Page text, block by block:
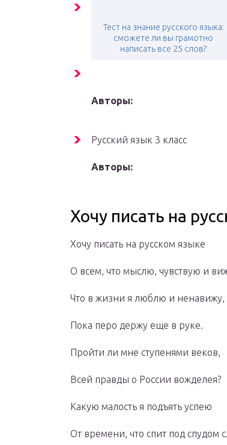
Тест на знание русского языка:
сможете ли вы грамотно
написать все 25 слов?
Авторы:
Русский язык 3 класс
Авторы:
Хочу писать на
Хочу писать на русском языке
О всем, что мыслю, чувствую и
Что в жизни я люблю и ненавижу,
Пока перо держу еще в руке.
Пройти ли мне ступенями веков,
Всей правды о России вожделея?
Какую малость я подъять успею
От времени, что спит под спудом